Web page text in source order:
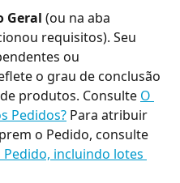
Geral (ou na aba
requisitos). Seu
ou
o grau de conclusão
produtos. Consulte O
Pedidos? Para atribuir
o Pedido, consulte
incluindo lotes